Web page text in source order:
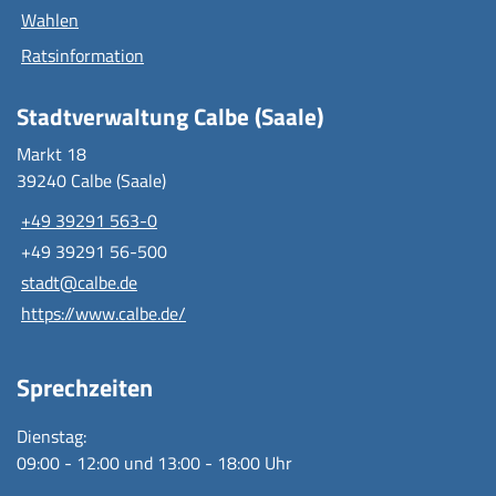
Wahlen
Ratsinformation
Stadtverwaltung Calbe (Saale)
Markt 18
39240 Calbe (Saale)
+49 39291 563-0
+49 39291 56-500
stadt@calbe.de
https://www.calbe.de/
Sprechzeiten
Dienstag:
09:00 - 12:00 und 13:00 - 18:00 Uhr